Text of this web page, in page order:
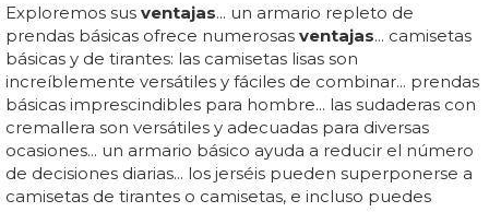
Exploremos sus ventajas... un armario repleto de
prendas básicas ofrece numerosas ventajas... camisetas
básicas y de tirantes: las camisetas lisas son
increíblemente versátiles y fáciles de combinar... prendas
básicas imprescindibles para hombre... las sudaderas con
cremallera son versátiles y adecuadas para diversas
ocasiones... un armario básico ayuda a reducir el número
de decisiones diarias... los jerséis pueden superponerse a
camisetas de tirantes o camisetas, e incluso puedes